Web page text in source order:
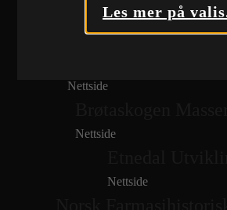
Norwegian Bulk
Nettside
Nettside
Nettside
Nettside
Les mer på